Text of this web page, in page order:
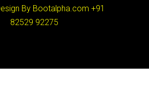
By Bootalpha.com +91
82529 92275